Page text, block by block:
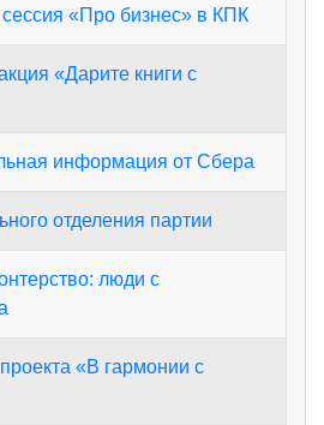
«Про бизнес» в КПК
«Дарите книги с
информация от Сбера
отделения партии
люди с
«В гармонии с